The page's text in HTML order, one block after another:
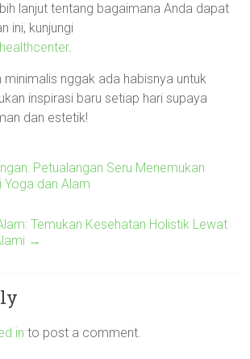
lanjut tentang bagaimana Anda dapat
ini, kunjungi
.
minimalis nggak ada habisnya untuk
inspirasi baru setiap hari supaya
dan estetik!
Petualangan Seru Menemukan
Yoga dan Alam
Temukan Kesehatan Holistik Lewat
→
in to post a comment.